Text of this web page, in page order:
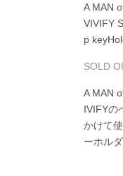
A MAN
VIVIFY
p
SOLD
A MAN
IVIFYの
かけて
ーホル